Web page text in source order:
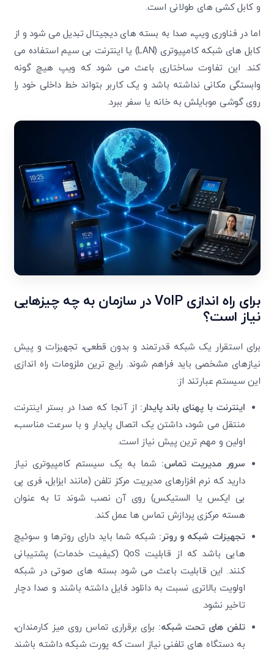
و کابل کشی های طولانی است.
اما در فناوری ویپ، صدا به بسته های دیجیتال تبدیل می شود و از
کابل های شبکه کامپیوتری (LAN) یا اینترنت بی سیم استفاده می
کند. این تفاوت ساختاری باعث می شود که ویپ هیچ گونه
وابستگی مکانی نداشته باشد و یک کاربر بتواند خط داخلی خود را
روی گوشی موبایلش به خانه یا سفر ببرد.
برای راه اندازی VoIP
در سازمان به چه چیزهایی
نیاز است؟
برای استقرار یک شبکه قدرتمند و بدون قطعی، تجهیزات و پیش
نیازهای مشخصی باید فراهم شوند. رایج ترین ملزومات راه اندازی
این سیستم عبارتند از:
اینترنت با پهنای باند پایدار: از آنجا که صدا در بستر اینترنت
منتقل می شود، داشتن یک اتصال پایدار و با سرعت مناسب،
اولین و مهم ترین پیش نیاز است.
سرور مدیریت تماس: شما به یک سیستم کامپیوتری نیاز
دارید که نرم افزارهای مدیریت مرکز تلفن (مانند ایزابل، فری پی
بی ایکس یا الستیکس) روی آن نصب شوند تا به عنوان
هسته مرکزی پردازش تماس ها عمل کند.
تجهیزات شبکه و روتر: شبکه شما باید دارای روترها و سوئیچ
هایی باشد که از قابلیت QoS (کیفیت خدمات) پشتیبانی
کنند. این قابلیت باعث می شود بسته های صوتی در شبکه
اولویت بالاتری نسبت به دانلود فایل داشته باشند و صدا دچار
تاخیر نشود.
تلفن های تحت شبکه: برای برقراری تماس روی میز کارمندان،
به دستگاه های تلفنی نیاز است که پورت شبکه داشته باشند